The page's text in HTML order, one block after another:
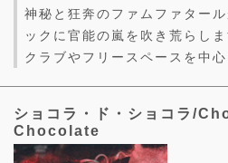
神秘と狂奔のファムファター
ックに官能の嵐を吹き荒らし
クラブやフリースペースを中
ショコラ・ド・ショコラ/
Chocolate